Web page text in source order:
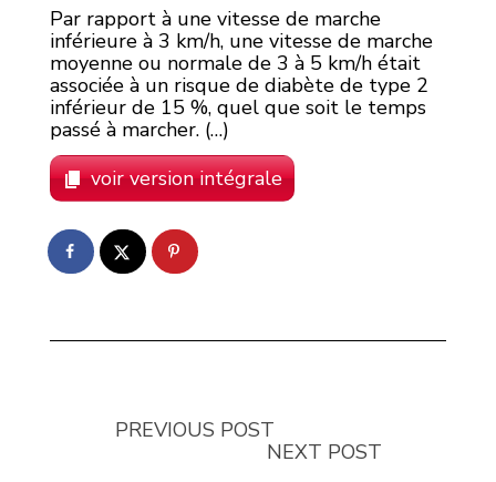
Par rapport à une vitesse de marche
inférieure à 3 km/h, une vitesse de marche
moyenne ou normale de 3 à 5 km/h était
associée à un risque de diabète de type 2
inférieur de 15 %, quel que soit le temps
passé à marcher. (…)
voir version intégrale
PREVIOUS POST
NEXT POST